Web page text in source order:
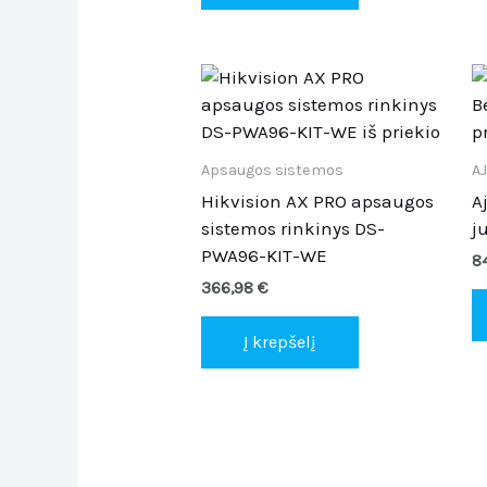
Apsaugos sistemos
Hikvision AX PRO apsaugos
sistemos rinkinys DS-
PWA96-KIT-WE
366,98€
Į krepšelį